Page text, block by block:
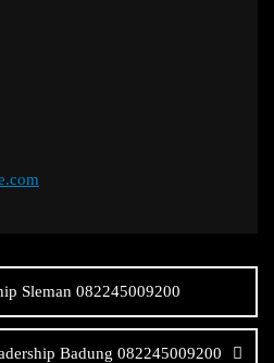
Sleman 082245009200
Badung 082245009200